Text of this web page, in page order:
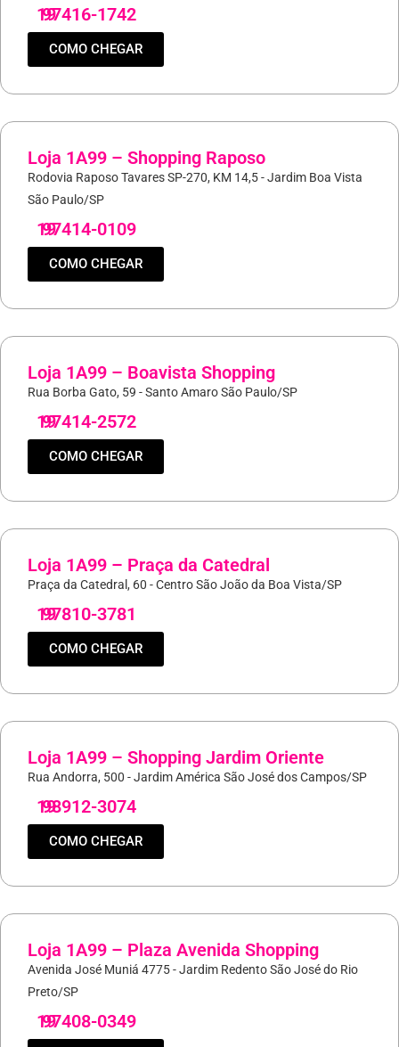
19
97416-1742
COMO CHEGAR
Loja 1A99 – Shopping Raposo
Rodovia Raposo Tavares SP-270, KM 14,5 - Jardim Boa Vista
São Paulo/SP
19
97414-0109
COMO CHEGAR
Loja 1A99 – Boavista Shopping
Rua Borba Gato, 59 - Santo Amaro São Paulo/SP
19
97414-2572
COMO CHEGAR
Loja 1A99 – Praça da Catedral
Praça da Catedral, 60 - Centro São João da Boa Vista/SP
19
97810-3781
COMO CHEGAR
Loja 1A99 – Shopping Jardim Oriente
Rua Andorra, 500 - Jardim América São José dos Campos/SP
19
98912-3074
COMO CHEGAR
Loja 1A99 – Plaza Avenida Shopping
Avenida José Muniá 4775 - Jardim Redento São José do Rio
Preto/SP
19
97408-0349